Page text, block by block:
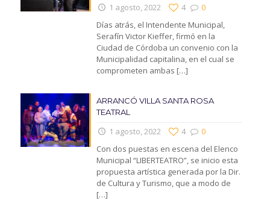
1 agosto, 2022 0
4
Días atrás, el Intendente Municipal,
Serafín Victor Kieffer, firmó en la
Ciudad de Córdoba un convenio con la
Municipalidad capitalina, en el cual se
comprometen ambas […]
ARRANCÓ VILLA SANTA ROSA
TEATRAL
1 agosto, 2022 0
4
Con dos puestas en escena del Elenco
Municipal “LIBERTEATRO”, se inicio esta
propuesta artística generada por la Dir.
de Cultura y Turismo, que a modo de
[…]